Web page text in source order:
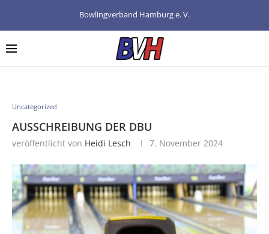
Bowlingverband Hamburg e. V.
Uncategorized
AUSSCHREIBUNG DER DBU
veröffentlicht von Heidi Lesch 7. November 2024